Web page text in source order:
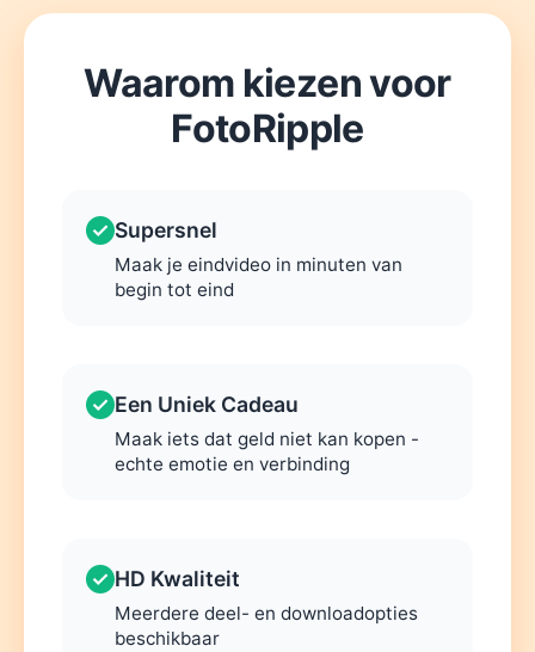
Waarom kiezen voor
FotoRipple
Supersnel
Maak je eindvideo in minuten van
begin tot eind
Een Uniek Cadeau
Maak iets dat geld niet kan kopen -
echte emotie en verbinding
HD Kwaliteit
Meerdere deel- en downloadopties
beschikbaar